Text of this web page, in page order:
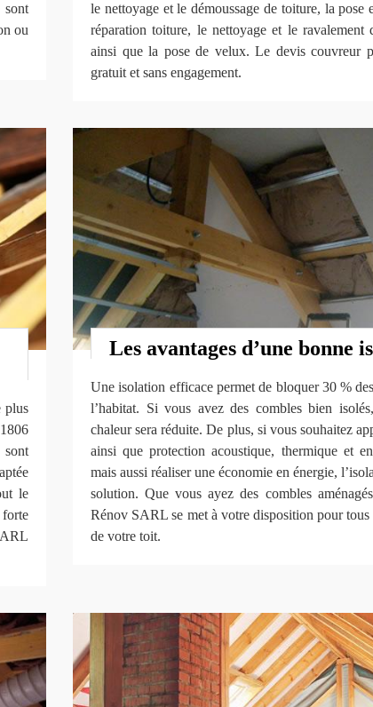
sont
ou
le nettoyage et le démoussage de toiture, la pose
réparation toiture, le nettoyage et le ravalement
ainsi que la pose de velux. Le devis couvreur
gratuit et sans engagement.
plus
le
Les avantages d’une bonne
Une isolation efficace permet de bloquer 30 %
l’habitat. Si vous avez des combles bien
chaleur sera réduite. De plus, si vous souhaitez
ainsi que protection acoustique, thermique et
mais aussi réaliser une économie en énergie,
solution. Que vous ayez des combles
Rénov SARL se met à votre disposition pour tous
de votre toit.